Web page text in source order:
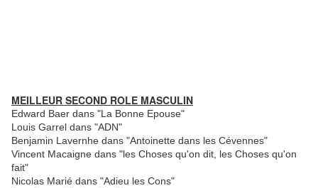
MEILLEUR SECOND ROLE MASCULIN
Edward Baer dans "La Bonne Epouse"
Louis Garrel dans "ADN"
Benjamin Lavernhe dans "Antoinette dans les Cévennes"
Vincent Macaigne dans "les Choses qu'on dit, les Choses qu'on
fait"
Nicolas Marié dans "Adieu les Cons"